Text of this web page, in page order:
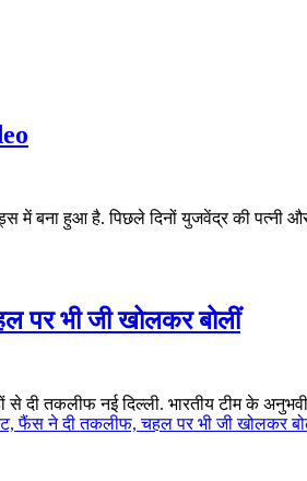
में बना हुआ है. पिछले दिनों युजवेंद्र की पत्नी
पर भी जी खोलकर बोलीं
से दी तकलीफ नई दिल्ली. भारतीय टीम के
फैंस ने दी तकलीफ, चहल पर भी जी खोलकर